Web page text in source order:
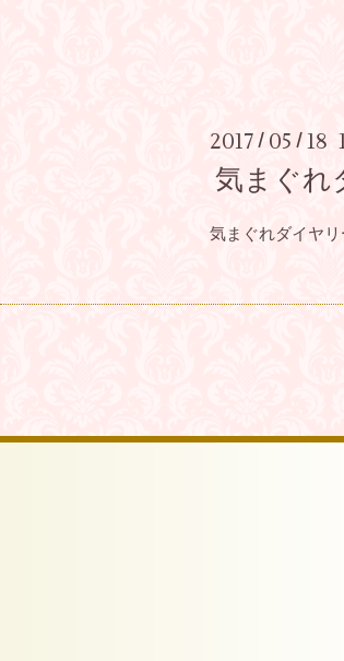
2017 / 05 / 18
気まぐれ
気まぐれダイヤリ